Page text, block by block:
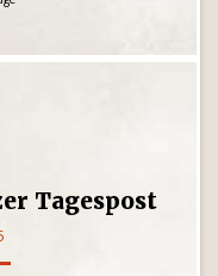
Tagespost